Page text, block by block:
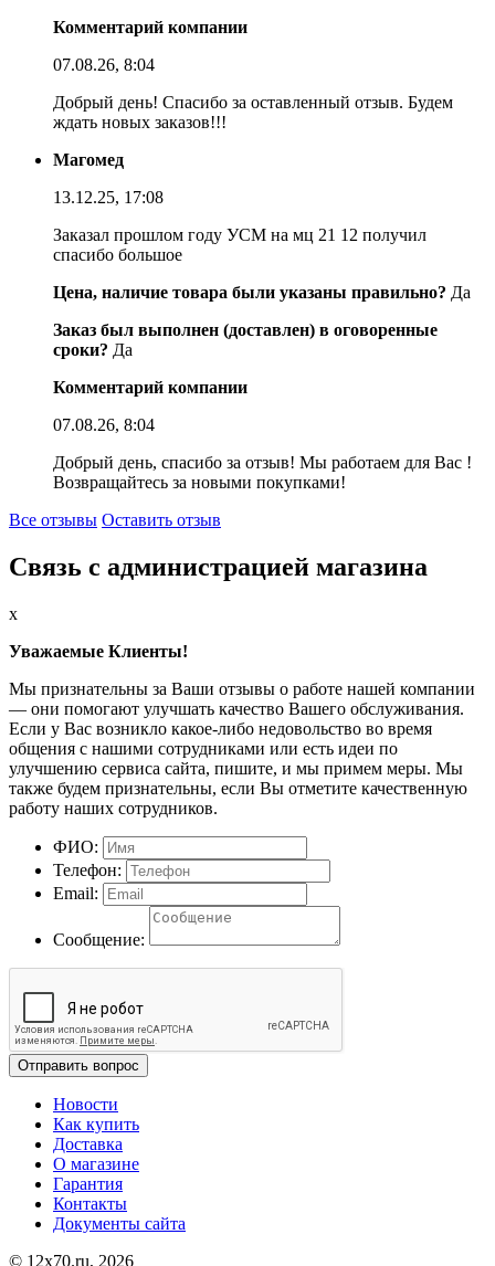
Комментарий компании
07.08.26, 8:04
Добрый день! Спасибо за оставленный отзыв. Будем
ждать новых заказов!!!
Магомед
13.12.25, 17:08
Заказал прошлом году УСМ на мц 21 12 получил
спасибо большое
Цена, наличие товара были указаны правильно? Да
Заказ был выполнен (доставлен) в оговоренные
сроки? Да
Комментарий компании
07.08.26, 8:04
Добрый день, спасибо за отзыв! Мы работаем для Вас !
Возвращайтесь за новыми покупками!
Все отзывы Оставить отзыв
Связь с администрацией магазина
x
Уважаемые Клиенты!
Мы признательны за Ваши отзывы о работе нашей компании
— они помогают улучшать качество Вашего обслуживания.
Если у Вас возникло какое-либо недовольство во время
общения с нашими сотрудниками или есть идеи по
улучшению сервиса сайта, пишите, и мы примем меры. Мы
также будем признательны, если Вы отметите качественную
работу наших сотрудников.
ФИО:
Телефон:
Email:
Сообщение:
Отправить вопрос
Новости
Как купить
Доставка
О магазине
Гарантия
Контакты
Документы сайта
© 12x70.ru, 2026